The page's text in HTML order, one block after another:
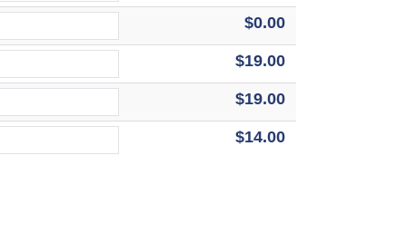
$0.00
$19.00
$19.00
$14.00